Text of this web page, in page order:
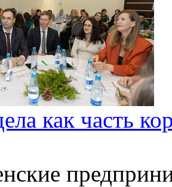
как часть